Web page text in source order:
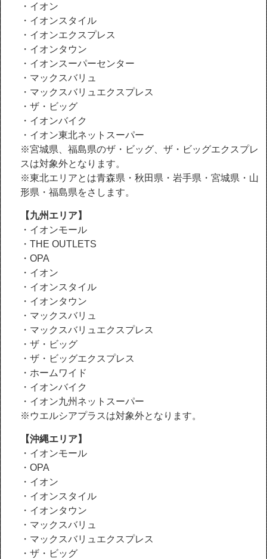
・イオン
・イオンスタイル
・イオンエクスプレス
・イオンタウン
・イオンスーパーセンター
・マックスバリュ
・マックスバリュエクスプレス
・ザ・ビッグ
・イオンバイク
・イオン東北ネットスーパー
※宮城県、福島県のザ・ビッグ、ザ・ビッグエクスプレ
スは対象外となります。
※東北エリアとは青森県・秋田県・岩手県・宮城県・山
形県・福島県をさします。
【九州エリア】
・イオンモール
・THE OUTLETS
・OPA
・イオン
・イオンスタイル
・イオンタウン
・マックスバリュ
・マックスバリュエクスプレス
・ザ・ビッグ
・ザ・ビッグエクスプレス
・ホームワイド
・イオンバイク
・イオン九州ネットスーパー
※ウエルシアプラスは対象外となります。
【沖縄エリア】
・イオンモール
・OPA
・イオン
・イオンスタイル
・イオンタウン
・マックスバリュ
・マックスバリュエクスプレス
・ザ・ビッグ